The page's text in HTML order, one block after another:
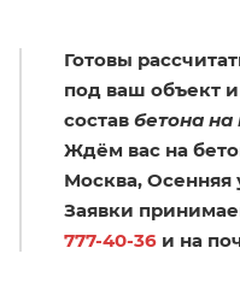
Готовы
под ваш объект
состав бетона
Ждём вас на
Москва, Осенняя
Заявки
777-40-36 и на